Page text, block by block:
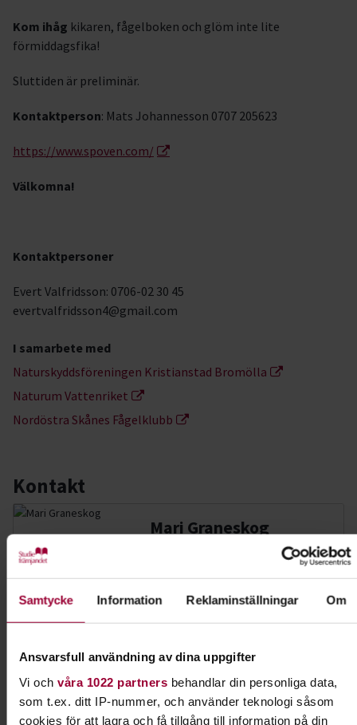
Samtycke Information Reklaminställningar Om
Ansvarsfull användning av dina uppgifter
Vi och våra 1022 partnersbehandlar din personliga data,
som t.ex. ditt IP-nummer, och använder teknologi såsom
cookies för att lagra och få tillgång till information på din
Kom ihåg kikaren, fågelboken och glöm inte lite
förmiddagsfika!
Sluttiden är preliminär.
Kontaktperson: Mats Johannesson 0707 205623
https://www.spoven.com/
Välkomna!
Kontaktpersoner
Evert Valfridsson: 0706-02 30 45
evertvalfridsson4@gmail.com
I samarbete med
Naturskyddsföreningen Kristianstad Bromölla
Naturum Vattenriket
Nordöstra Skånes Fågelklubb
Kontakt
Mari Graneskog
Folkbildningsutvecklare Djur-
073-942 36 46
Visa mer
Följ med på utflykt